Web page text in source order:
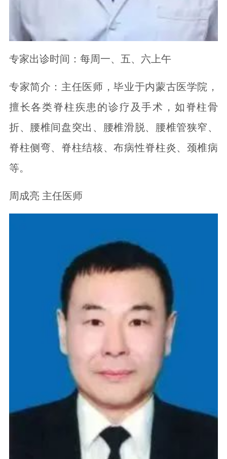
专家出诊时间：每周一、五、六上午
专家简介：主任医师，毕业于内蒙古医学院，
擅长各类脊柱疾患的诊疗及手术，如脊柱骨
折、腰椎间盘突出、腰椎滑脱、腰椎管狭窄、
脊柱侧弯、脊柱结核、布病性脊柱炎、颈椎病
等。
周成亮 主任医师